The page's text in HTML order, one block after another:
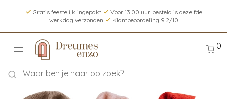
Gratis feestelijk ingepakt
Voor 13.00 uur besteld is dezelfde
werkdag verzonden
Klantbeoordeling 9.2/10
0